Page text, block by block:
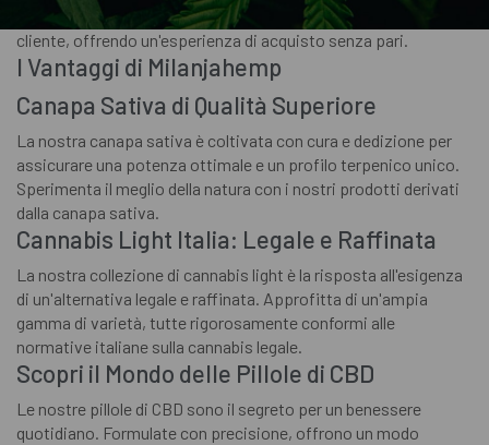
selezionato per garantire la massima soddisfazione del
cliente, offrendo un'esperienza di acquisto senza pari.
I Vantaggi di Milanjahemp
Canapa Sativa di Qualità Superiore
La nostra canapa sativa è coltivata con cura e dedizione per
assicurare una potenza ottimale e un profilo terpenico unico.
Sperimenta il meglio della natura con i nostri prodotti derivati
dalla canapa sativa.
Cannabis Light Italia: Legale e Raffinata
La nostra collezione di cannabis light è la risposta all'esigenza
di un'alternativa legale e raffinata. Approfitta di un'ampia
gamma di varietà, tutte rigorosamente conformi alle
normative italiane sulla cannabis legale.
Scopri il Mondo delle Pillole di CBD
Le nostre pillole di CBD sono il segreto per un benessere
quotidiano. Formulate con precisione, offrono un modo